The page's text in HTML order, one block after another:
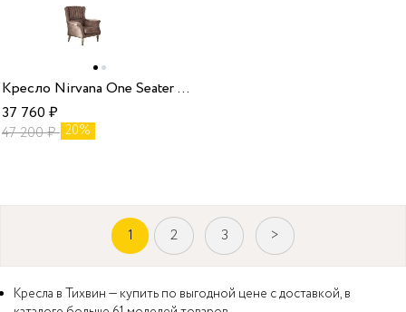
Кресло Nirvana One Seater HM-36 без раздвижного механизма Weltew
37 760₽
47 200₽ 20%
1 2 3 >
Кресла в Тихвин — купить по выгодной цене с доставкой, в